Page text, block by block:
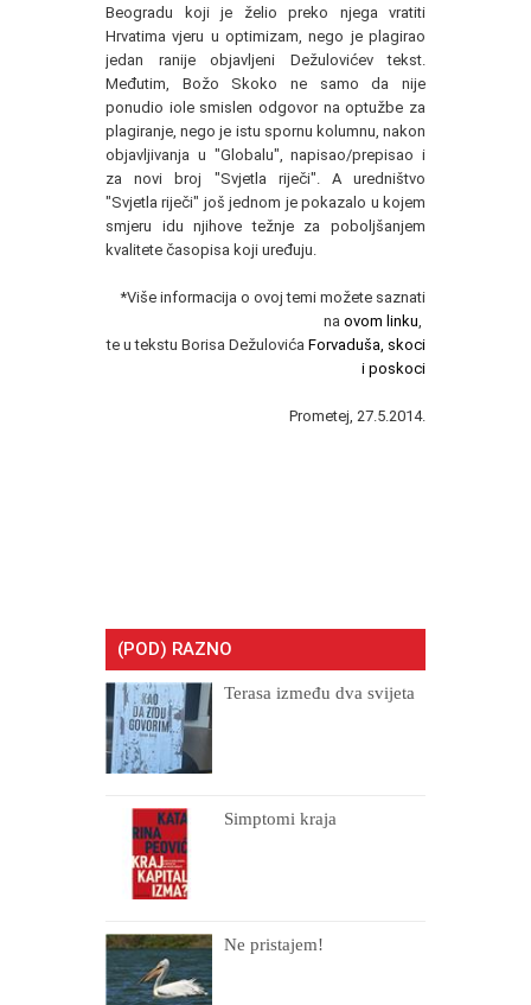
Beogradu koji je želio preko njega vratiti
Hrvatima vjeru u optimizam, nego je plagirao
jedan ranije objavljeni Dežulovićev tekst.
Međutim, Božo Skoko ne samo da nije
ponudio iole smislen odgovor na optužbe za
plagiranje, nego je istu spornu kolumnu, nakon
objavljivanja u "Globalu", napisao/prepisao i
za novi broj "Svjetla riječi". A uredništvo
"Svjetla riječi" još jednom je pokazalo u kojem
smjeru idu njihove težnje za poboljšanjem
kvalitete časopisa koji uređuju.
*Više informacija o ovoj temi možete saznati
na ovom linku,
te u tekstu Borisa Dežulovića Forvaduša, skoci
i poskoci
Prometej, 27.5.2014.
(POD) RAZNO
Terasa između dva svijeta
Simptomi kraja
Ne pristajem!